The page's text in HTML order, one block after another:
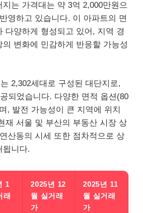
는 가격대는 약 3억 2,000만원으
영하고 있습니다. 이 아파트의 면
다양하게 형성되고 있어, 지역 경
변화에 민감하게 반응할 가능성
2,302세대로 구성된 대단지로,
되었습니다. 다양한 면적 옵션(80
, 발전 가능성이 큰 지역에 위치
재 서울 및 부산의 부동산 시장 상
산동의 시세 또한 점차적으로 상
됩니다.
1
래
2025년 12
월 실거래
가
2025년 11
월 실거래
가